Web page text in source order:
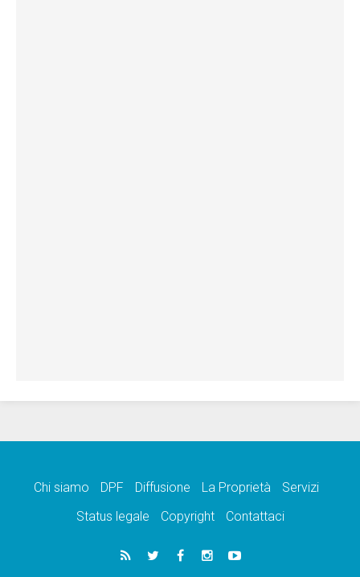
Chi siamo DPF Diffusione La Proprietà
Servizi
Status legale
Copyright Contattaci